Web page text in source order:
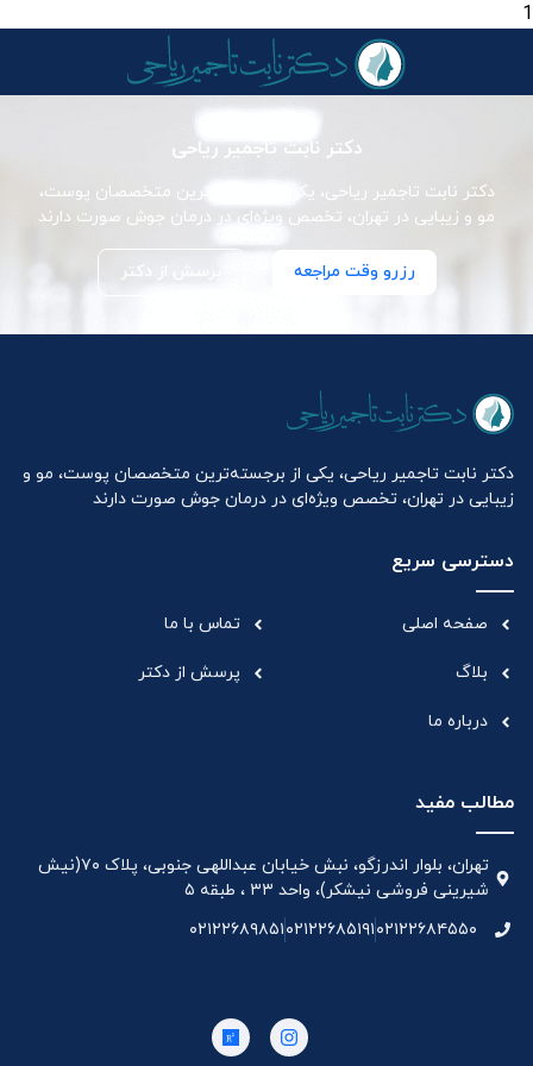
1
دکتر نابت تاجمیر ریاحی
دکتر نابت تاجمیر ریاحی، یکی از برجسته‌ترین متخصصان پوست،
مو و زیبایی در تهران، تخصص ویژه‌ای در درمان جوش صورت دارند
رزرو وقت مراجعه پرسش از دکتر
دکتر نابت تاجمیر ریاحی، یکی از برجسته‌ترین متخصصان پوست، مو و
زیبایی در تهران، تخصص ویژه‌ای در درمان جوش صورت دارند
دسترسی سریع
صفحه اصلی
بلاگ
درباره ما
تماس با ما
پرسش از دکتر
مطالب مفید
تهران، بلوار اندرزگو، نبش خیابان عبداللهی جنوبی، پلاک ۷۰(نیش
شیرینی فروشی نیشکر)، واحد ۳۳ ، طبقه ۵
۰۲۱۲۲۶۸۴۵۵۰۰۲۱۲۲۶۸۵۱۹۱۰۲۱۲۲۶۸۹۸۵۱